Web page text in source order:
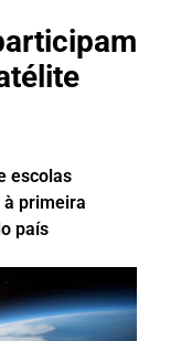
escolas
à primeira
país